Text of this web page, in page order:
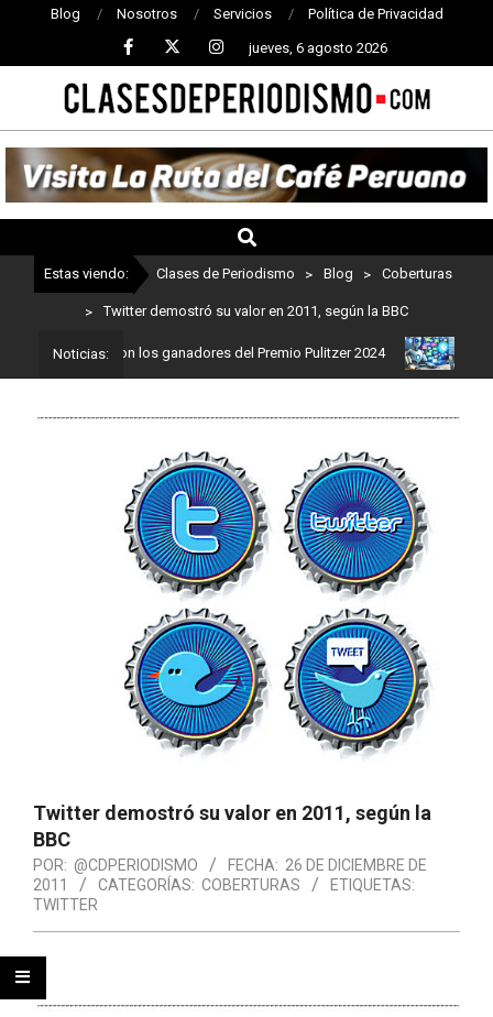
Blog Nosotros Servicios Política de Privacidad
jueves, 6 agosto 2026
CLASES
DE
PERIODISMO
Estas viendo: Clases de Periodismo > Blog > Coberturas
> Twitter demostró su valor en 2011, según la BBC
Noticias:
Estos son los ganadores del Premio Pulitzer 2024
Twitter demostró su valor en 2011, según la
BBC
POR: @CDPERIODISMO FECHA: 26 DE DICIEMBRE DE
2011
CATEGORÍAS: COBERTURAS
ETIQUETAS:
TWITTER